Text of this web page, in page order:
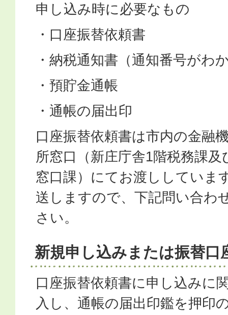
申し込み時に必要なもの
・口座振替依頼書
・納税通知書（通知番号がわ
・預貯金通帳
・通帳の届出印
口座振替依頼書は市内の金融
所窓口（新庄庁舎1階税務課
窓口課）にてお渡ししていま
送しますので、下記問い合わ
さい。
新規申し込みまたは振替口
口座振替依頼書に申し込みに
入し、通帳の届出印鑑を押印